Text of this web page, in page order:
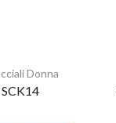
Donna